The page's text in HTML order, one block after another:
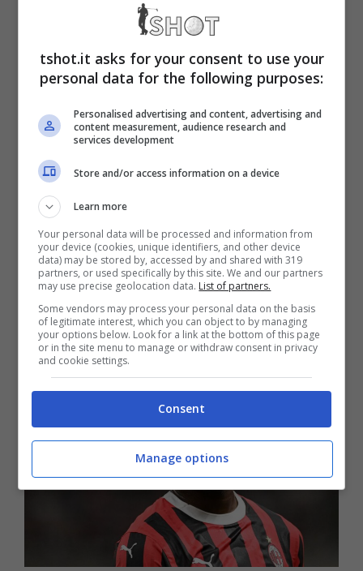
Futuro di Leao sempre più
in bilico: può salutare il
Milan, i dettagli
Di questo passo sarà naturale interrogarsi su
quale futuro spetterà al classe ’99.
che sia lontano da Milanello , spunta già un
possibile club interessato a comprarlo in una
delle prossime sessioni di mercato,
verosimilmente nell’estate 2025.
tshot.it asks for your consent to use your
personal data for the following purposes:
Personalised advertising and content, advertising and
content measurement, audience research and
services development
Store and/or access information on a device
Learn more
Your personal data will be processed and information from
your device (cookies, unique identifiers, and other device
data) may be stored by, accessed by and shared with 319
partners, or used specifically by this site. We and our partners
may use precise geolocation data. List of partners.
Some vendors may process your personal data on the basis
of legitimate interest, which you can object to by managing
your options below. Look for a link at the bottom of this page
or in the site menu to manage or withdraw consent in privacy
and cookie settings.
Consent
Manage options